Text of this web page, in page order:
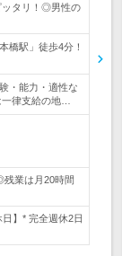
ッタリ！◎男性の
橋駅」徒歩4分！
・能力・適性な
律支給の地…
業は月20時間
】* 完全週休2日